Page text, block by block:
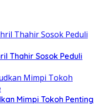
Thahir Sosok Peduli
Mimpi Tokoh Penting